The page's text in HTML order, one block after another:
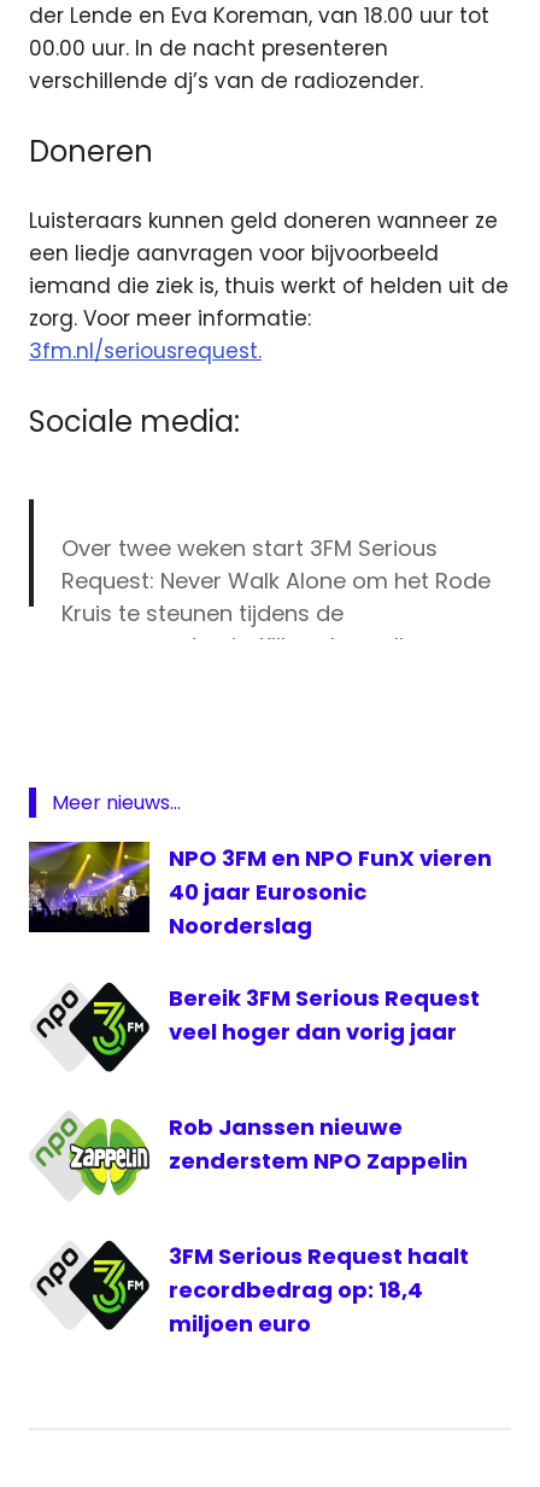
der Lende en Eva Koreman, van 18.00 uur tot
00.00 uur. In de nacht presenteren
verschillende dj’s van de radiozender.
Doneren
Luisteraars kunnen geld doneren wanneer ze
een liedje aanvragen voor bijvoorbeeld
iemand die ziek is, thuis werkt of helden uit de
zorg. Voor meer informatie:
3fm.nl/seriousrequest.
Sociale media:
Over twee weken start 3FM Serious
Request: Never Walk Alone om het Rode
Kruis te steunen tijdens de
coronapandemie. Klik en lees alles over
Kruis
Serious
Request
Meer nieuws...
NPO 3FM en NPO FunX vieren
40 jaar Eurosonic
Noorderslag
Bereik 3FM Serious Request
veel hoger dan vorig jaar
Rob Janssen nieuwe
zenderstem NPO Zappelin
3FM Serious Request haalt
recordbedrag op: 18,4
miljoen euro